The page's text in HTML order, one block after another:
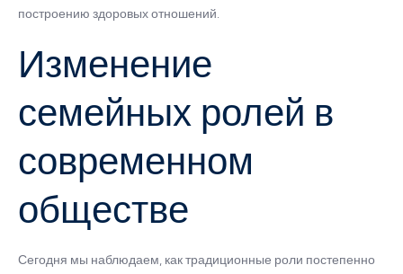
построению здоровых отношений.
Изменение
семейных ролей в
современном
обществе
Сегодня мы наблюдаем, как традиционные роли постепенно